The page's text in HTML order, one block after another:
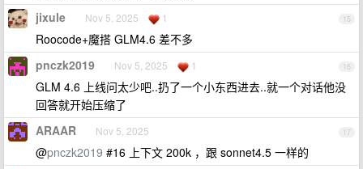
15
jixule Nov 5, 2025 1
Roocode+魔搭 GLM4.6 差不多
16
pnczk2019 Nov 5, 2025 1
GLM 4.6 上线问太少吧..扔了一个小东西进去..就一个对话他没
回答就开始压缩了
17
ARAAR Nov 5, 2025
@pnczk2019 #16 上下文 200k ，跟 sonnet4.5 一样的